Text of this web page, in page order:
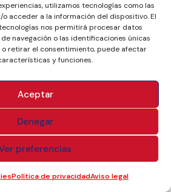
utilizamos tecnologías como las
acceder a la información del dispositivo. El
nos permitirá procesar datos
navegación o las identificaciones únicas
o retirar el consentimiento, puede afectar
y funciones.
Aceptar
Denegar
preferencias
Política de privacidadAviso legal
de privacidad Branding & Web ASH